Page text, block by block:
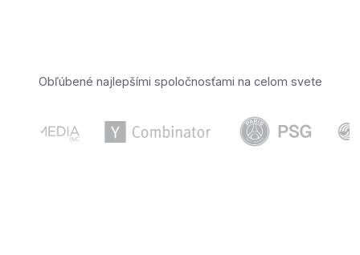
Obľúbené najlepšími spoločnosťami na celom svete